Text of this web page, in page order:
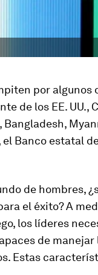
por algunos
de los EE. UU.,
el Banco estatal
de hombres,
el éxito? A
los líderes
de manejar
Estas